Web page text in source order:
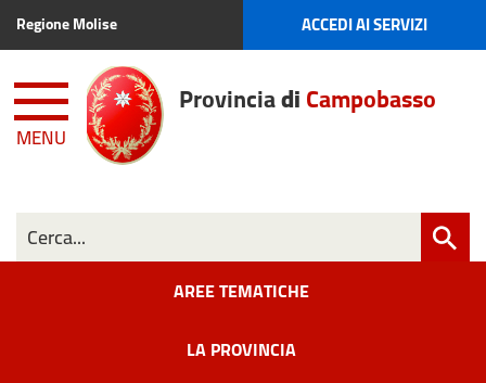
Regione Molise ACCEDI AI SERVIZI
MENU
ProvinciadiCampobasso
AREE TEMATICHE
LA PROVINCIA